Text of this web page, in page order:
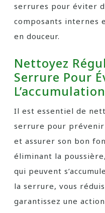
serrures pour éviter
composants internes
en douceur.
Nettoyez
Serrure Pour
Il est essentiel de
serrure pour prévenir
et assurer son bon
éliminant la
qui peuvent
la serrure, vous
garantissez une